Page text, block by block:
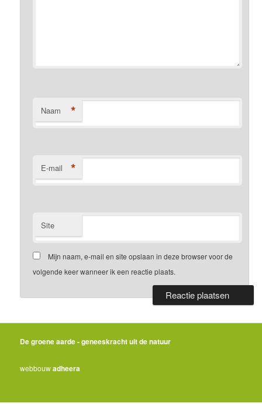
Naam *
E-mail *
Site
Mijn naam, e-mail en site opslaan in deze browser voor de
volgende keer wanneer ik een reactie plaats.
De groene aarde - geneeskracht uit de natuur
webbouwadheera